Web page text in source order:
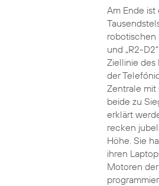
Am Ende
robotischen
und „R2-
Ziellinie des
der
Zentrale mit
beide zu
erklärt
recken
Höhe. Sie
ihren
Motoren